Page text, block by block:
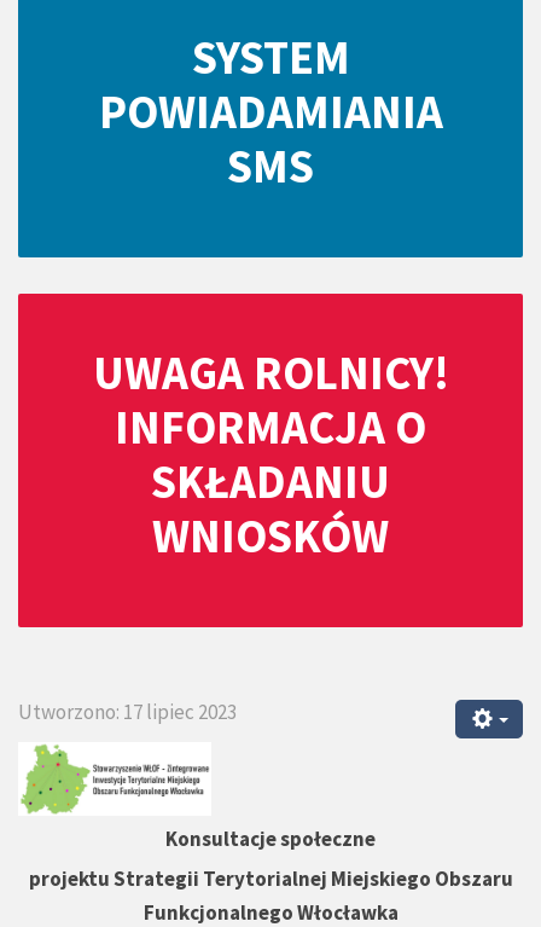
SYSTEM
POWIADAMIANIA
SMS
UWAGA ROLNICY!
INFORMACJA O
SKŁADANIU
WNIOSKÓW
Utworzono: 17 lipiec 2023
Konsultacje społeczne
projektu Strategii Terytorialnej Miejskiego Obszaru
Funkcjonalnego Włocławka